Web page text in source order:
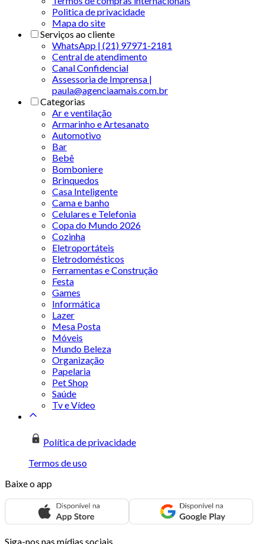
Politica de privacidade
Mapa do site
Serviços ao cliente
WhatsApp | (21) 97971-2181
Central de atendimento
Canal Confidencial
Assessoria de Imprensa |
paula@agenciaamais.com.br
Categorias
Ar e ventilação
Armarinho e Artesanato
Automotivo
Bar
Bebê
Bomboniere
Brinquedos
Casa Inteligente
Cama e banho
Celulares e Telefonia
Copa do Mundo 2026
Cozinha
Eletroportáteis
Eletrodomésticos
Ferramentas e Construção
Festa
Games
Informática
Lazer
Mesa Posta
Móveis
Mundo Beleza
Organização
Papelaria
Pet Shop
Saúde
Tv e Vídeo
Política de privacidade
Termos de uso
Baixe o app
Siga-nos nas mídias sociais